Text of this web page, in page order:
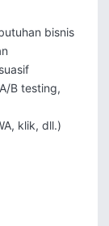
bisnis
B testing,
klik, dll.)